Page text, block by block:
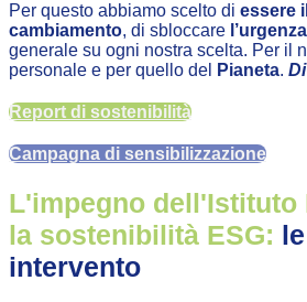
Per questo abbiamo scelto di essere
cambiamento, di sbloccare l’urgenza
generale su ogni nostra scelta. Per il
personale e per quello del
Pianeta.
Report di sostenibilità
Campagna di sensibilizzazione
L'impegno dell'Istituto
la sostenibilità ESG:
intervento